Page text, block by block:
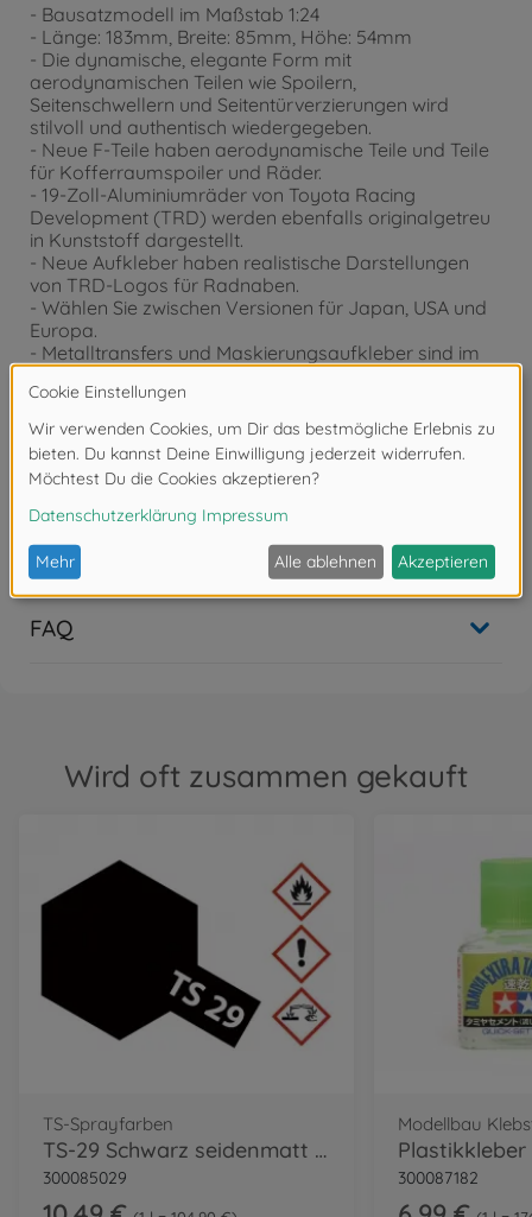
- Bausatzmodell im Maßstab 1:24
- Länge: 183mm, Breite: 85mm, Höhe: 54mm
- Die dynamische, elegante Form mit
aerodynamischen Teilen wie Spoilern,
Seitenschwellern und Seitentürverzierungen wird
stilvoll und authentisch wiedergegeben.
- Neue F-Teile haben aerodynamische Teile und Teile
für Kofferraumspoiler und Räder.
- 19-Zoll-Aluminiumräder von Toyota Racing
Development (TRD) werden ebenfalls originalgetreu
in Kunststoff dargestellt.
- Neue Aufkleber haben realistische Darstellungen
von TRD-Logos für Radnaben.
- Wählen Sie zwischen Versionen für Japan, USA und
Europa.
- Metalltransfers und Maskierungsaufkleber sind im
Lieferumfang enthalten.
- Für den Zusammenbau werden Werkzeug und
Farben benötigt (separat erhältlich).
Bewertungen (1)
FAQ
Wird oft zusammen gekauft
TS-Sprayfarben
TS-29 Schwarz seidenmatt 100ml
300085029
Modellbau
300087182